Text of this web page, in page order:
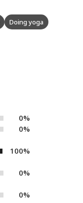
Doing yoga
0%
0%
100%
0%
0%